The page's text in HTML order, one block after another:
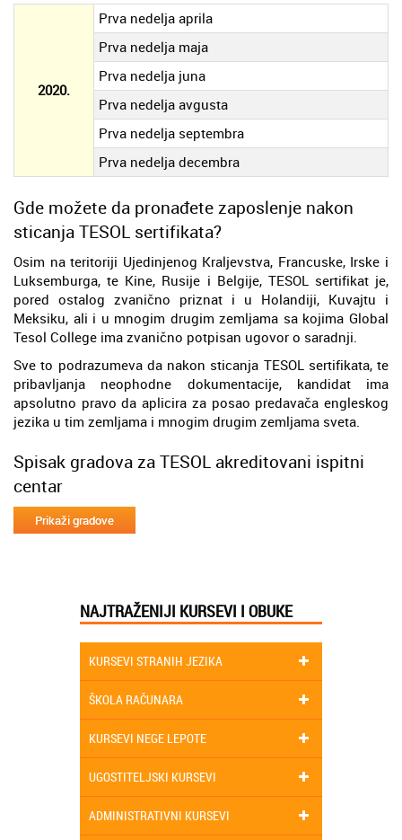
2020.
Prva nedelja aprila
Prva nedelja maja
Prva nedelja juna
Prva nedelja avgusta
Prva nedelja septembra
Prva nedelja decembra
Gde možete da pronađete zaposlenje nakon
sticanja TESOL sertifikata?
Osim na teritoriji Ujedinjenog Kraljevstva, Francuske, Irske i
Luksemburga, te Kine, Rusije i Belgije, TESOL sertifikat je,
pored ostalog zvanično priznat i u Holandiji, Kuvajtu i
Meksiku, ali i u mnogim drugim zemljama sa kojima Global
Tesol College ima zvanično potpisan ugovor o saradnji.
Sve to podrazumeva da nakon sticanja TESOL sertifikata, te
pribavljanja neophodne dokumentacije, kandidat ima
apsolutno pravo da aplicira za posao predavača engleskog
jezika u tim zemljama i mnogim drugim zemljama sveta.
Spisak gradova za TESOL akreditovani ispitni
centar
NAJTRAŽENIJI KURSEVI I OBUKE
KURSEVI STRANIH JEZIKA
ŠKOLA RAČUNARA
KURSEVI NEGE LEPOTE
UGOSTITELJSKI KURSEVI
ADMINISTRATIVNI KURSEVI